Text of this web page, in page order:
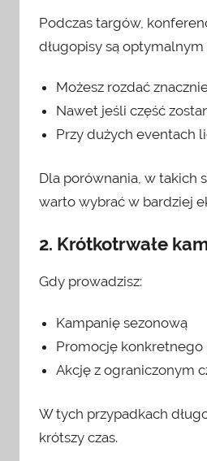
Podczas targów,
długopisy są
Możesz rozdać
Nawet jeśli część
Przy dużych eventach
Dla porównania, w takich
warto wybrać w bardziej
2. Krótkotrwałe
Gdy prowadzisz:
Kampanię sezonową
Promocję konkretnego
Akcję z ograniczonym
W tych przypadkach
krótszy czas.